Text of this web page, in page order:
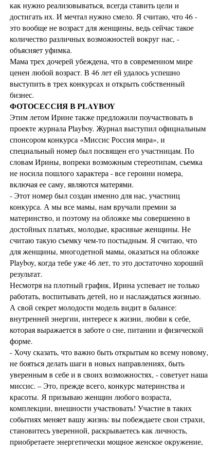
как нужно реализовываться, всегда ставить цели и
достигать их. И мечтал нужно смело. Я считаю, что 46 -
это вообще не возраст для женщины, ведь сейчас такое
количество различных возможностей вокруг нас, -
объясняет уфимка.
Мама трех дочерей убеждена, что в современном мире
ценен любой возраст. В 46 лет ей удалось успешно
выступить в трех конкурсах и открыть собственный
бизнес.
ФОТОСЕССИЯ В PLAYBOY
Этим летом Ирине также предложили поучаствовать в
проекте журнала Playboy. Журнал выступил официальным
спонсором конкурса «Миссис Россия мира», и
специальный номер был посвящен его участницам. По
словам Ирины, вопреки возможным стереотипам, съемка
не носила пошлого характера - все героини номера,
включая ее саму, являются матерями.
- Этот номер был создан именно для нас, участниц
конкурса. А мы все мамы, нам вручали премии за
материнство, и поэтому на обложке мы совершенно в
достойных платьях, молодые, красивые женщины. Не
считаю такую съемку чем-то постыдным. Я считаю, что
для женщины, многодетной мамы, оказаться на обложке
Рlayboy, когда тебе уже 46 лет, то это достаточно хороший
результат.
Несмотря на плотный график, Ирина успевает не только
работать, воспитывать детей, но и наслаждаться жизнью.
А свой секрет молодости модель видит в балансе:
внутренней энергии, интересе к жизни, любви к себе,
которая выражается в заботе о сне, питании и физической
форме.
- Хочу сказать, что важно быть открытым ко всему новому,
не бояться делать шаги в новых направлениях, быть
уверенным в себе и в своих возможностях, - советует наша
миссис. – Это, прежде всего, конкурс материнства и
красоты. Я призываю женщин любого возраста,
комплекции, внешности участвовать! Участие в таких
событиях меняет вашу жизнь: вы побеждаете свои страхи,
становитесь уверенной, раскрываетесь как личность,
приобретаете энергетически мощное женское окружение,